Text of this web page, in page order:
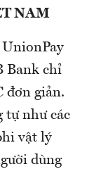
NAM
Bank chỉ
đơn giản.
tự như các
vật lý
dùng